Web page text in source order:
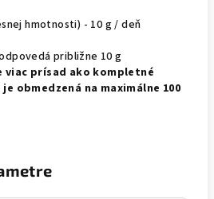
hmotnosti) - 10 g / deň
približne 10 g
viac prísad ako kompletné
obmedzená na maximálne 100